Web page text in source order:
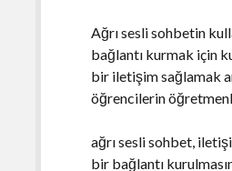
Ağrı sesli sohbetin
bağlantı kurmak için
bir iletişim sağlamak
öğrencilerin
ağrı sesli sohbet,
bir bağlantı